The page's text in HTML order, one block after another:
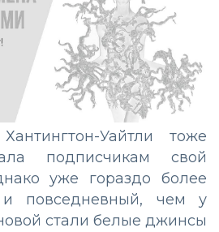
Уайтли тоже
подписчикам свой
уже гораздо более
и повседневный, чем у
стали белые джинсы